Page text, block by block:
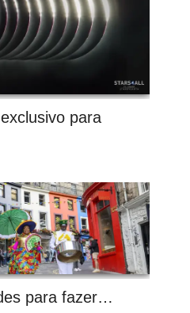
para
para fazer…